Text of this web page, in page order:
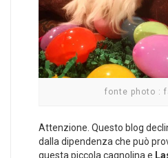
fonte photo :
Attenzione. Questo blog
dalla dipendenza che può
questa piccola cagnolina e